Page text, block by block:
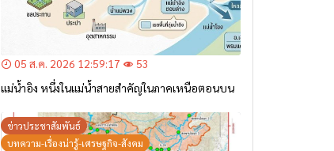
05 ส.ค. 2026 12:59:17
53
แม่น้ำอิง หนึ่งในแม่น้ำสายสำคัญในภาคเหนือตอนบน
ข่าวประชาสัมพันธ์
บทความ-เรื่องน่ารู้-เศรษฐกิจ-สังคม